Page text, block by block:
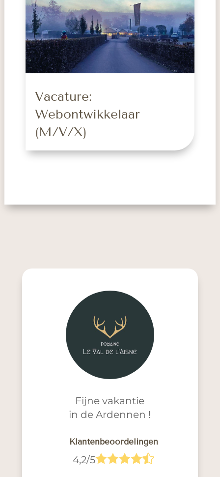
Vacature:
Webontwikkelaar
(M/V/X)
Fijne vakantie
in de Ardennen !
Klantenbeoordelingen
4,2/5